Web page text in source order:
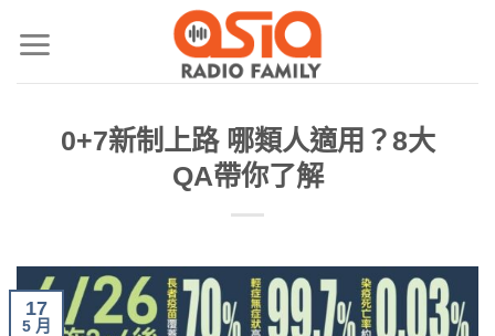
0+7新制上路 哪類人適用？8大
QA帶你了解
17
5 月